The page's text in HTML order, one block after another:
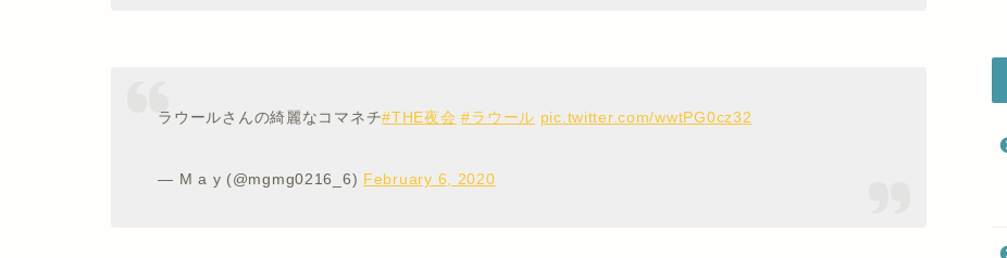
ラウールさんの綺麗なコマネチ#THE夜会 #ラウール pic.twitter.com/wwtPG0cz32
— M a y (@mgmg0216_6) February 6, 2020